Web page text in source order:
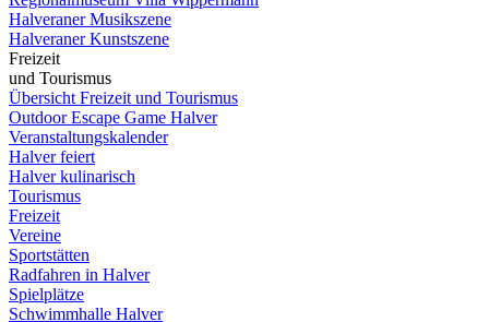
Halveraner Musikszene
Halveraner Kunstszene
Freizeit
und Tourismus
Übersicht Freizeit und Tourismus
Outdoor Escape Game Halver
Veranstaltungskalender
Halver feiert
Halver kulinarisch
Tourismus
Freizeit
Vereine
Sportstätten
Radfahren in Halver
Spielplätze
Schwimmhalle Halver